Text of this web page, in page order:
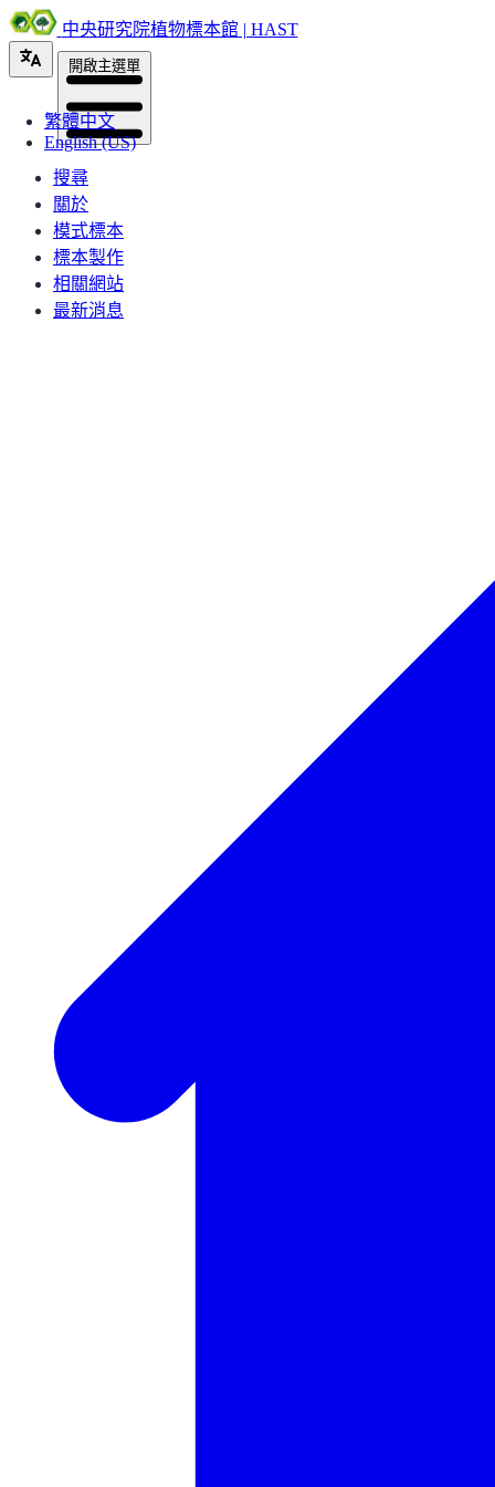
中央研究院植物標本館 | HAST
繁體中文
English (US)
開啟主選單
搜尋
關於
模式標本
標本製作
相關網站
最新消息